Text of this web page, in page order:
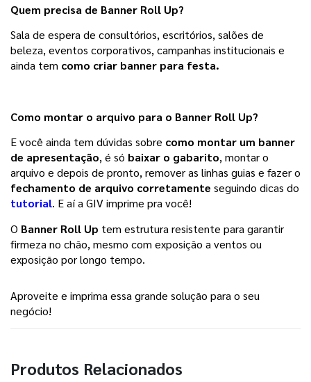
Quem precisa de Banner Roll Up?
Sala de espera de consultórios, escritórios, salões de
beleza, eventos corporativos, campanhas institucionais e
ainda tem como criar banner para festa.
Como montar o arquivo para o Banner Roll Up?
E você ainda tem dúvidas sobre como montar um banner
de apresentação, é só baixar o gabarito, montar o
fechamento de arquivo corretamente
tutorial. E aí a GIV imprime pra você!
O Banner Roll Up tem estrutura resistente para garantir
firmeza no chão, mesmo com exposição a ventos ou
exposição por longo tempo.
Aproveite e imprima essa grande solução para o seu
negócio!
Produtos Relacionados